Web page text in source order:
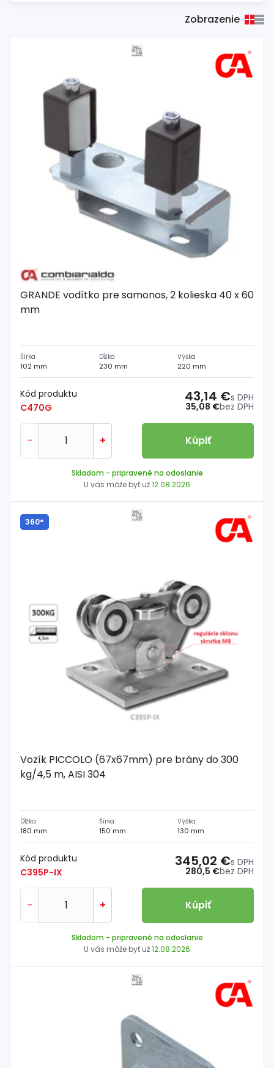
Zobrazenie
GRANDE vodítko pre samonos, 2 kolieska 40 x 60
mm
Šírka
102 mm
Dĺžka
230 mm
Výška
220 mm
Kód produktu
C470G
35,08 €bez DPH
43,14 €s DPH
- + Kúpiť
Skladom - pripravené na odoslanie
U vás môže byť už12.08.2026
360°
Vozík PICCOLO (67x67mm) pre brány do 300
kg/4,5 m, AISI 304
Dĺžka
180 mm
Šírka
150 mm
Výška
130 mm
Kód produktu
C395P-IX
280,5 €bez DPH
345,02 €s DPH
- + Kúpiť
Skladom - pripravené na odoslanie
U vás môže byť už12.08.2026